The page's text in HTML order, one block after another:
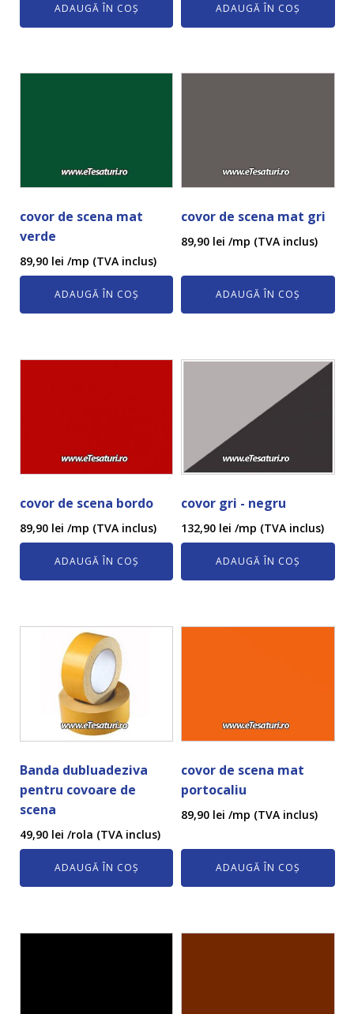
ADAUGĂ ÎN COȘ ADAUGĂ ÎN COȘ
covor de scena mat
verde
89,90 lei /mp (TVA inclus)
ADAUGĂ ÎN COȘ
covor de scena mat gri
89,90 lei /mp (TVA inclus)
ADAUGĂ ÎN COȘ
covor de scena bordo
89,90 lei /mp (TVA inclus)
ADAUGĂ ÎN COȘ
covor gri - negru
132,90 lei /mp (TVA inclus)
ADAUGĂ ÎN COȘ
Banda dubluadeziva
pentru covoare de
scena
49,90 lei /rola (TVA inclus)
ADAUGĂ ÎN COȘ
covor de scena mat
portocaliu
89,90 lei /mp (TVA inclus)
ADAUGĂ ÎN COȘ